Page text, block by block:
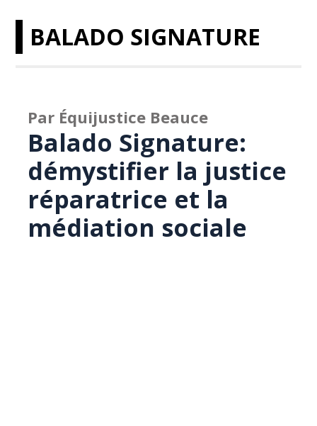
BALADO SIGNATURE
Par Équijustice Beauce
Balado Signature:
démystifier la justice
réparatrice et la
médiation sociale